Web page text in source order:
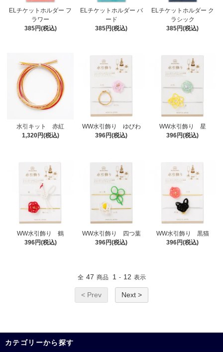
ELチケットホルダー フ
ラワー
385円(税込)
ELチケットホルダー バ
ード
385円(税込)
ELチケットホルダー ク
ラシック
385円(税込)
水引キット 赤紅
1,320円(税込)
WW水引飾り ゆびわ
396円(税込)
WW水引飾り 星
396円(税込)
WW水引飾り 鶴
396円(税込)
WW水引飾り 四つ葉
396円(税込)
WW水引飾り 黒猫
396円(税込)
全 47 商品 1 - 12 表示
< Prev Next >
カテゴリーから探す